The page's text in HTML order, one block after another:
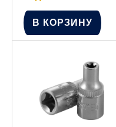
В КОРЗИНУ